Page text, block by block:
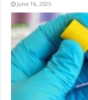
June 16, 2025